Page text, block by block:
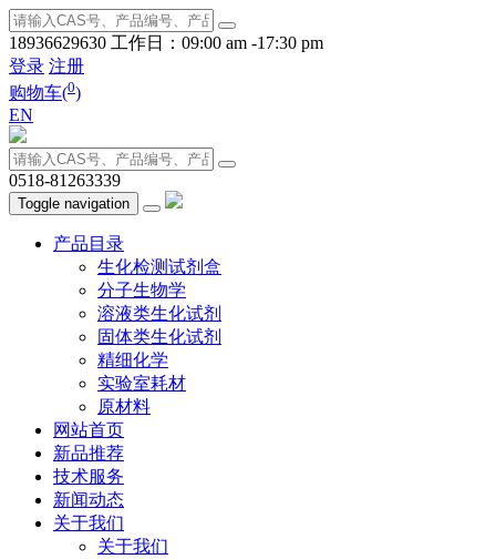
18936629630 工作日：09:00 am -17:30 pm
登录 注册
购物车(0)
EN
0518-81263339
Toggle navigation
产品目录
生化检测试剂盒
分子生物学
溶液类生化试剂
固体类生化试剂
精细化学
实验室耗材
原材料
网站首页
新品推荐
技术服务
新闻动态
关于我们
关于我们